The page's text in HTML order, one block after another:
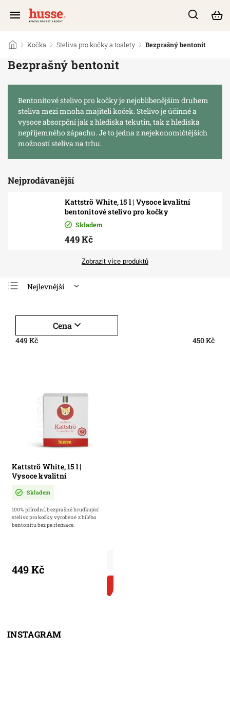
/ Kočka / Steliva pro kočky a toalety / Bezprašný bentonit
Bezprašný bentonit
Bentonitové stelivo pro kočky je nejoblíbenějším druhem
steliva mezi mnoha majiteli koček. Stelivo je účinné a
vysoce absorpční jak z hlediska tekutin, tak z hlediska
nepříjemného zápachu. Je to jedna z nejekonomičtějších
možností steliva na trhu.
Nejprodávanější
Kattströ White, 15 l | Vysoce kvalitní
bentonitové stelivo pro kočky
Skladem
449 Kč
Zobrazit více produktů
Nejlevnější
Nejprodávanější
Abecedně
Cena
449Kč 450Kč
Kattströ White, 15 l |
Vysoce kvalitní
kočkySkladem
449 Kč
100% přírodní, bezprašné hrudkující
stelivo pro kočky vyrobené z bílého
bentonitu bez parfemace.
INSTAGRAM